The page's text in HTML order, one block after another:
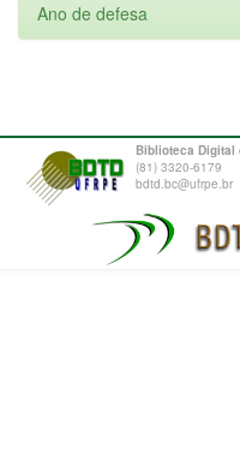
Ano de defesa
Biblioteca Digital
(81) 3320-6179
bdtd.bc@ufrpe.br